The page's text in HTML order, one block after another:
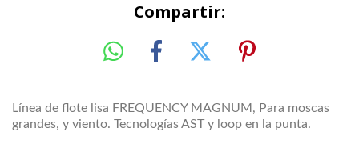
Compartir:
Línea de flote lisa FREQUENCY MAGNUM, Para moscas
grandes, y viento. Tecnologías AST y loop en la punta.